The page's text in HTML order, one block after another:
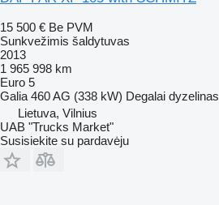
15 500 € Be PVM
Sunkvežimis šaldytuvas
2013
1 965 998 km
Euro 5
Galia 460 AG (338 kW) Degalai dyzelinas
Lietuva, Vilnius
UAB "Trucks Market"
Susisiekite su pardavėju